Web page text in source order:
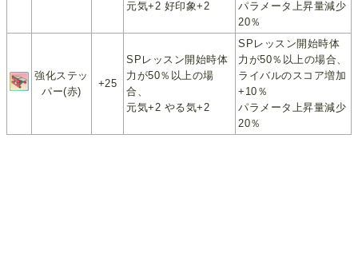
元気+2 好印象+2
パラメータ上昇量減少
20％
強化ステッ
パー(赤)
+25
SPレッスン開始時体
力が50％以上の場
合、
元気+2 やる気+2
SPレッスン開始時体
力が50％以上の場合、
ライバルのスコア増加
+10％
パラメータ上昇量減少
20％